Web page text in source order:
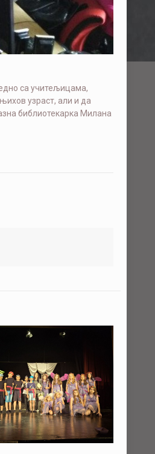
са учитељицама,
узраст, али и да
библиотекарка Милана